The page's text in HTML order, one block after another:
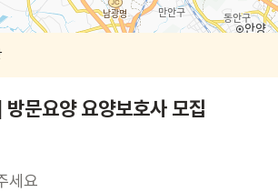
문요양 요양보호사 모집
세요